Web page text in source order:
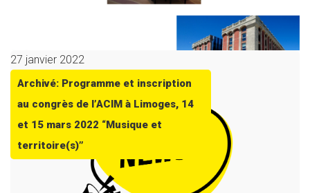
27 janvier 2022
Archivé: Programme et inscription
au congrès de l’ACIM à Limoges, 14
et 15 mars 2022 “Musique et
territoire(s)”